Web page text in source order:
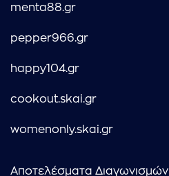
menta88.gr
pepper966.gr
happy104.gr
cookout.skai.gr
womenonly.skai.gr
Αποτελέσματα Διαγωνισμών